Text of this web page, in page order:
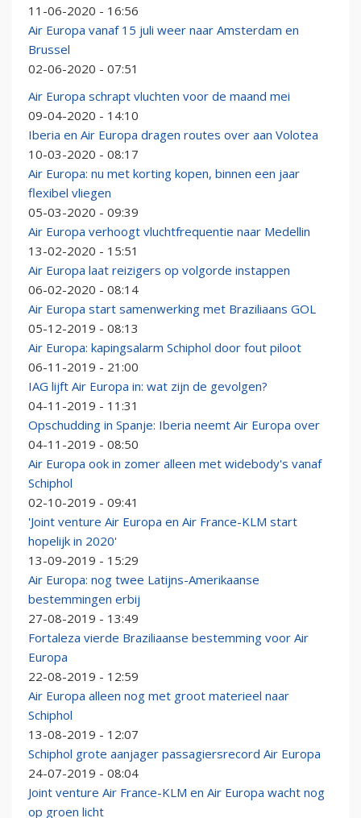
11-06-2020 - 16:56
Air Europa vanaf 15 juli weer naar Amsterdam en
Brussel
02-06-2020 - 07:51
Air Europa schrapt vluchten voor de maand mei
09-04-2020 - 14:10
Iberia en Air Europa dragen routes over aan Volotea
10-03-2020 - 08:17
Air Europa: nu met korting kopen, binnen een jaar
flexibel vliegen
05-03-2020 - 09:39
Air Europa verhoogt vluchtfrequentie naar Medellin
13-02-2020 - 15:51
Air Europa laat reizigers op volgorde instappen
06-02-2020 - 08:14
Air Europa start samenwerking met Braziliaans GOL
05-12-2019 - 08:13
Air Europa: kapingsalarm Schiphol door fout piloot
06-11-2019 - 21:00
IAG lijft Air Europa in: wat zijn de gevolgen?
04-11-2019 - 11:31
Opschudding in Spanje: Iberia neemt Air Europa over
04-11-2019 - 08:50
Air Europa ook in zomer alleen met widebody's vanaf
Schiphol
02-10-2019 - 09:41
'Joint venture Air Europa en Air France-KLM start
hopelijk in 2020'
13-09-2019 - 15:29
Air Europa: nog twee Latijns-Amerikaanse
bestemmingen erbij
27-08-2019 - 13:49
Fortaleza vierde Braziliaanse bestemming voor Air
Europa
22-08-2019 - 12:59
Air Europa alleen nog met groot materieel naar
Schiphol
13-08-2019 - 12:07
Schiphol grote aanjager passagiersrecord Air Europa
24-07-2019 - 08:04
Joint venture Air France-KLM en Air Europa wacht nog
op groen licht